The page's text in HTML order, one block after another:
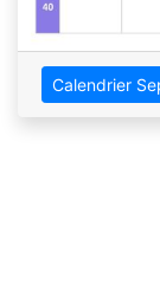
Calendrier